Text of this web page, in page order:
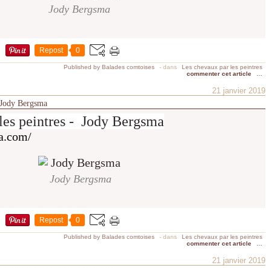
Jody Bergsma
Repost 0
Published by Balades comtoises - dans
Les chevaux par les peintres
commenter cet article
21 janvier 2019
Bergsma
peintres - Jody Bergsma
Jody Bergsma
Repost 0
Published by Balades comtoises - dans
Les chevaux par les peintres
commenter cet article
21 janvier 2019